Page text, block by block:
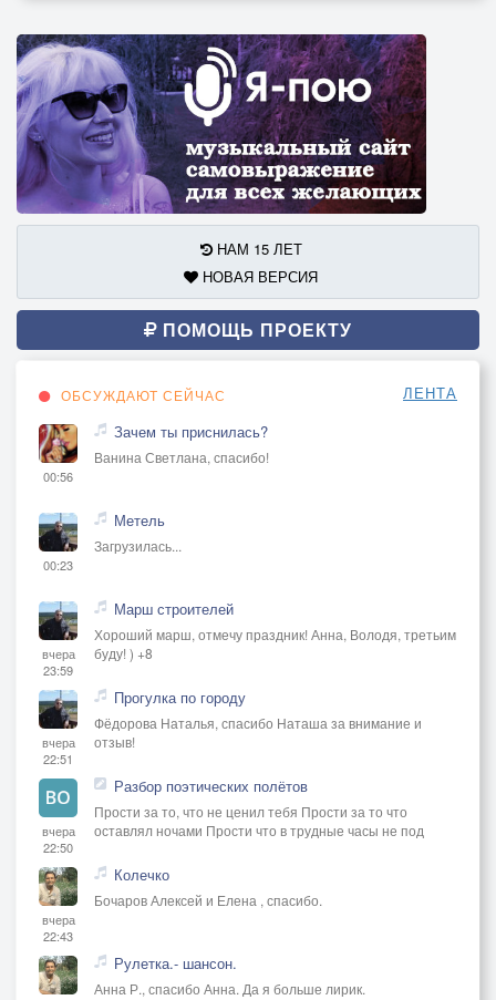
НАМ 15 ЛЕТ
НОВАЯ ВЕРСИЯ
ПОМОЩЬ ПРОЕКТУ
ОБСУЖДАЮТ СЕЙЧАС ЛЕНТА
00:56
Зачем ты приснилась?
Ванина Светлана, спасибо!
00:23
Метель
Загрузилась...
вчера
23:59
Марш строителей
Хороший марш, отмечу праздник! Анна, Володя, третьим
буду! ) +8
вчера
22:51
Прогулка по городу
Фёдорова Наталья, спасибо Наташа за внимание и
отзыв!
вчера
22:50
Разбор поэтических полётов
Прости за то, что не ценил тебя Прости за то что
оставлял ночами Прости что в трудные часы не под
вчера
22:43
Колечко
Бочаров Алексей и Елена , спасибо.
Рулетка.- шансон.
Анна Р., спасибо Анна. Да я больше лирик.